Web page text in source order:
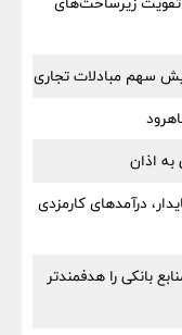
سهم مبادلات تجاری
اذان
درآمدهای کارمزدی
بانکی را هدفمندتر